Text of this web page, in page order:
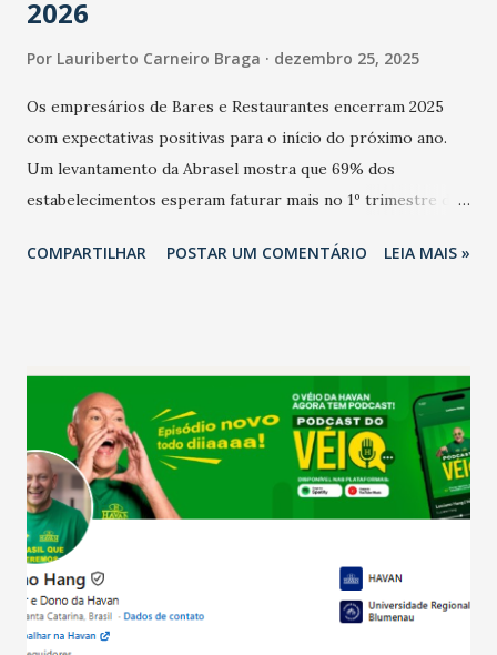
2026
Por Lauriberto Carneiro Braga dezembro 25, 2025
Os empresários de Bares e Restaurantes encerram 2025
com expectativas positivas para o início do próximo ano.
Um levantamento da Abrasel mostra que 69% dos
estabelecimentos esperam faturar mais no 1º trimestre de
relação ao último trimestre deste ano, 56% também
confraternizações de fim de ano e pelo pagamento do 13º
Salário para um número maior de trabalhadores, já que o
país tem a menor taxa de desemprego dos anos recentes.
Ainda segundo a Pesquisa, em novembro de 2025, 40% dos
bares e restaurantes operaram com lucro e outros 40%
registraram equilíbrio financeiro. Já o percentual de
estabelecimentos no prejuízo ficou em 19%, pouco abaixo
do observado no mês anterior. Outros 1% não existiam em
novembro. Em relação a outubro, o faturamento também
COMPARTILHAR POSTAR UM COMENTÁRIO LEIA MAIS »